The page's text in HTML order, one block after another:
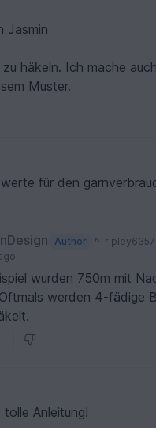
Jasmin
zu häkeln. Ich mache
Muster.
für den
Author
ripley6357
wurden 750m mit
werden 4-fädige
Anleitung!